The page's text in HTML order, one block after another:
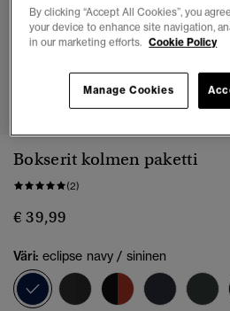
1
Bokserit kolmen paketti
(2)
€ 39,99
Väri: eclipse navy / sininen
valittu
By clicking “Accept All Cookies”, you
your device to enhance site navigation,
in our marketing efforts. Cookie Policy
Manage Cookies